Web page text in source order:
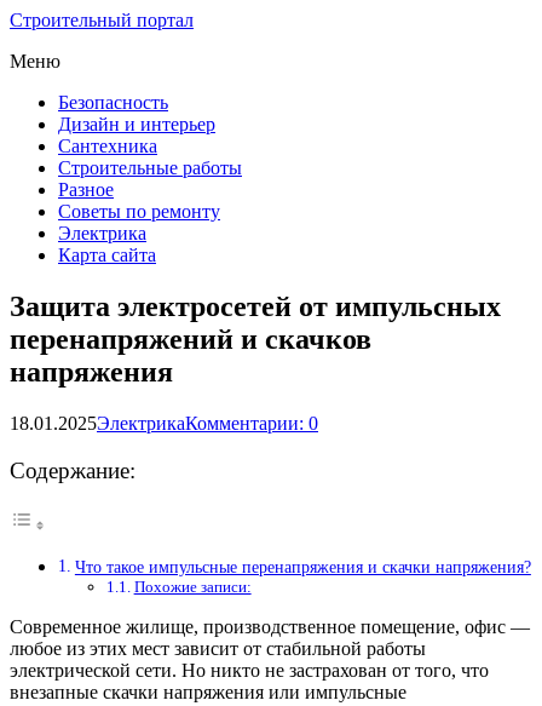
Строительный портал
Меню
Безопасность
Дизайн и интерьер
Сантехника
Строительные работы
Разное
Советы по ремонту
Электрика
Карта сайта
Защита электросетей от импульсных
перенапряжений и скачков
напряжения
18.01.2025ЭлектрикаКомментарии: 0
Содержание:
Что такое импульсные перенапряжения и скачки напряжения?
Похожие записи:
Современное жилище, производственное помещение, офис —
любое из этих мест зависит от стабильной работы
электрической сети. Но никто не застрахован от того, что
внезапные скачки напряжения или импульсные